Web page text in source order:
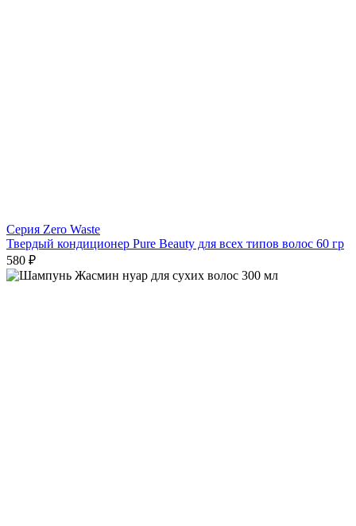
Серия Zero Waste
Твердый кондиционер Pure Beauty для всех типов волос 60 гр
580 ₽